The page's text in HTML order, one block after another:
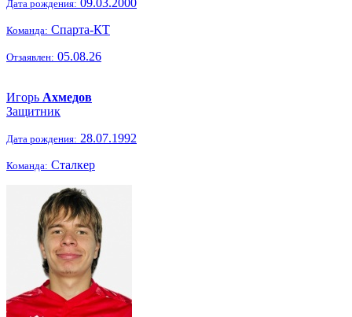
Дата рождения: 09.03.2000
Команда: Спарта-КТ
Отзаявлен: 05.08.26
Игорь Ахмедов
Защитник
Дата рождения: 28.07.1992
Команда: Сталкер